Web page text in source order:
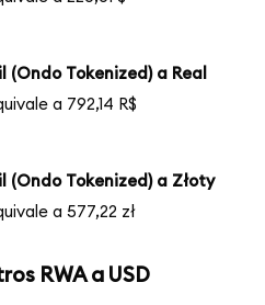
(Ondo Tokenized) a Real
a 792,14 R$
(Ondo Tokenized) a Złoty
a 577,22 zł
RWA a USD